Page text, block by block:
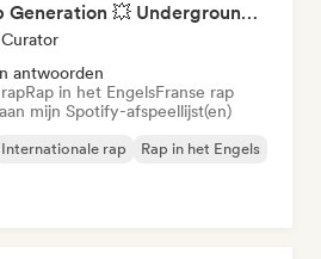
Boom Bap Generation 💥 Underground Hip-Hop, East Coast & Jazz Rap
antwoorden
Rap in het EngelsFranse rap
mijn Spotify-afspeellijst(en)
Internationale rap Rap in het Engels